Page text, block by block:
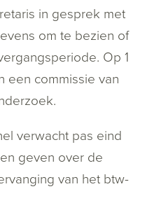
in gesprek met
om te bezien of
Op 1
een commissie van
verwacht pas eind
geven over de
van het btw-